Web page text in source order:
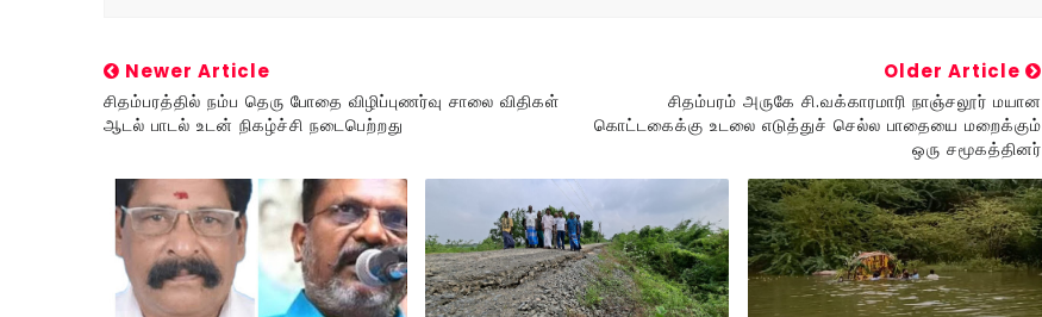
Newer Article
சிதம்பரத்தில் நம்ப தெரு போதை விழிப்புணர்வு சாலை விதிகள்
ஆடல் பாடல் உடன் நிகழ்ச்சி நடைபெற்றது
Older Article
சிதம்பரம் அருகே சி.வக்காரமாரி நாஞ்சலூர் மயான
கொட்டகைக்கு உடலை எடுத்துச் செல்ல பாதையை மறைக்கும்
ஒரு சமூகத்தினர்